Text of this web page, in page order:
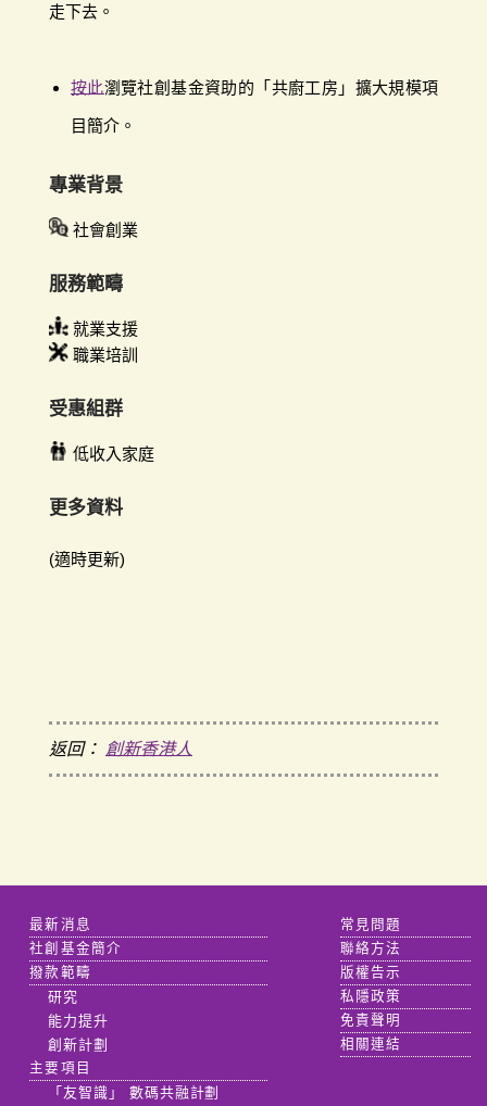
走下去。
按此瀏覽社創基金資助的「共廚工房」擴大規模項
目簡介。
專業背景
社會創業
服務範疇
就業支援
職業培訓
受惠組群
低收入家庭
更多資料
(適時更新)
返回： 創新香港人
最新消息
社創基金簡介
撥款範疇
研究
能力提升
創新計劃
主要項目
「友智識」 數碼共融計劃
常見問題
聯絡方法
版權告示
私隱政策
免責聲明
相關連結